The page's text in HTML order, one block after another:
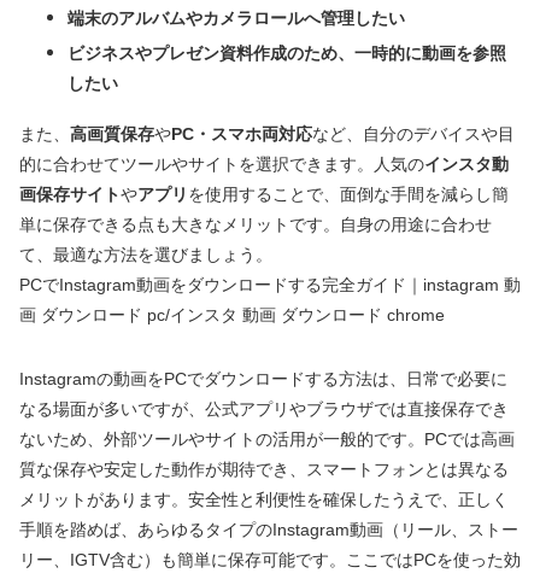
端末のアルバムやカメラロールへ管理したい
ビジネスやプレゼン資料作成のため、一時的に動画を参照
したい
また、 高画質保存やPC・スマホ両対応など、自分のデバイスや目
的に合わせてツールやサイトを選択できます。人気のインスタ動
画保存サイトやアプリ を使用することで、面倒な手間を減らし簡
単に保存できる点も大きなメリットです。自身の用途に合わせ
て、最適な方法を選びましょう。
PCでInstagram動画をダウンロードする完全ガイド｜instagram 動
画 ダウンロード pc/インスタ 動画 ダウンロード chrome
Instagramの動画をPCでダウンロードする方法は、日常で必要に
なる場面が多いですが、公式アプリやブラウザでは直接保存でき
ないため、外部ツールやサイトの活用が一般的です。PCでは高画
質な保存や安定した動作が期待でき、スマートフォンとは異なる
メリットがあります。安全性と利便性を確保したうえで、正しく
手順を踏めば、あらゆるタイプのInstagram動画（リール、ストー
リー、IGTV含む）も簡単に保存可能です。ここではPCを使った効